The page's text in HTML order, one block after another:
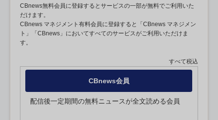
CBnews無料会員に登録するとサービスの一部が無料でご利用いた
だけます。
CBnews マネジメント有料会員に登録すると「CBnews マネジメン
ト」「CBnews」においてすべてのサービスがご利用いただけま
す。
すべて税込
CBnews会員
配信後一定期間の無料ニュースが全文読める会員